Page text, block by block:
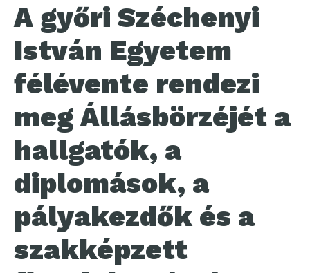
A győri Széchenyi
István Egyetem
félévente rendezi
meg Állásbörzéjét a
hallgatók, a
diplomások, a
pályakezdők és a
szakképzett